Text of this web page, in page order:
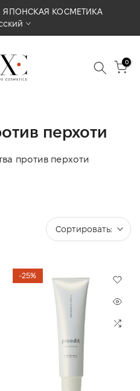
И ПОДДЕРЖКА В УКРАИНЕ 🇺🇦
0
перхоти
против перхоти
Сортировать:
-25%